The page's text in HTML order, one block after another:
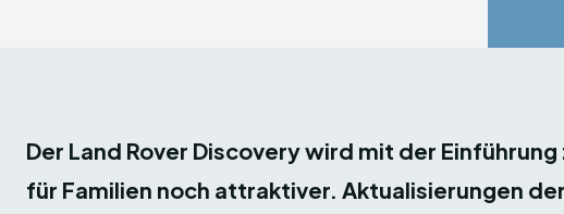
Der Land Rover Discovery wird mit der
für Familien noch attraktiver. Aktualisierungen